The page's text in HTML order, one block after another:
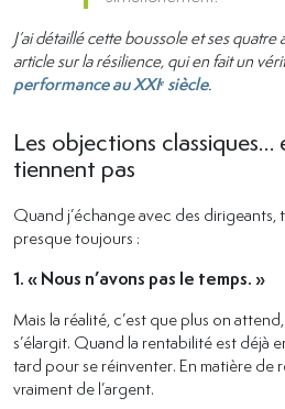
J’ai détaillé cette boussole et ses
article sur la résilience, qui en fait un
performance au XXIᵉ siècle.
Les objections
tiennent pas
Quand j’échange avec des
presque toujours :
1. « Nous n’avons pas le temps. »
Mais la réalité, c’est que plus on
s’élargit. Quand la rentabilité est déjà
tard pour se réinventer. En matière de
vraiment de l’argent.